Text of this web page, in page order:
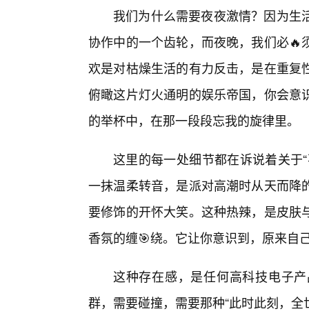
我们为什么需要夜夜激情？因为
协作中的一个齿轮，而夜晚，我们必
欢是对枯燥生活的有力反击，是在重
俯瞰这片灯火通明的娱乐帝国，你会
的举杯中，在那一段段忘我的旋律里。
这里的每一处细节都在诉说着关于
一抹温柔转音，是派对高潮时从天而
要修饰的开怀大笑。这种热辣，是皮
香氛的缠🎯绕。它让你意识到，原来自
这种存在感，是任何高科技电子
群，需要碰撞，需要那种“此时此刻，全